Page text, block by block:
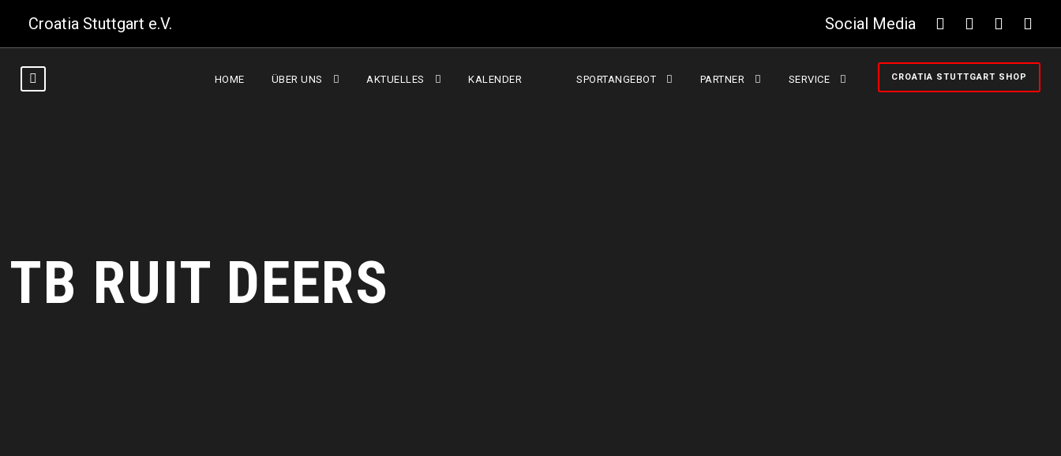
Croatia Stuttgart e.V. Social Media
HOME ÜBER UNS AKTUELLES KALENDER SPORTANGEBOT PARTNER SERVICE CROATIA STUTTGART SHOP
TB RUIT DEERS